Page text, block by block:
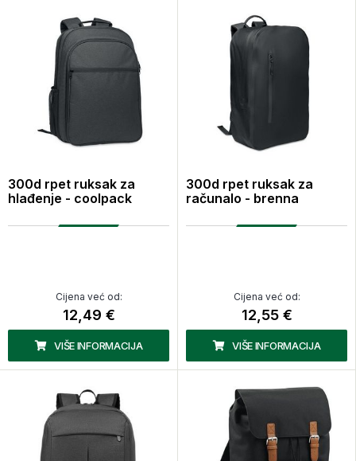
300d rpet ruksak za
hlađenje - coolpack
Cijena već od:
12,49 €
VIŠE INFORMACIJA
300d rpet ruksak za
računalo - brenna
Cijena već od:
12,55 €
VIŠE INFORMACIJA